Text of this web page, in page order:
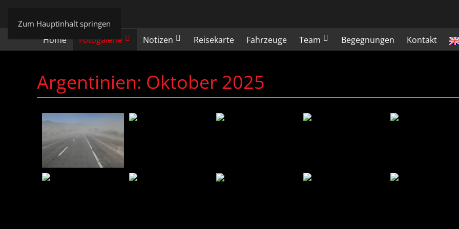
Zum Hauptinhalt springen
Home Fotogalerie Notizen Reisekarte Fahrzeuge Team Begegnungen Kontakt
Argentinien: Oktober 2025